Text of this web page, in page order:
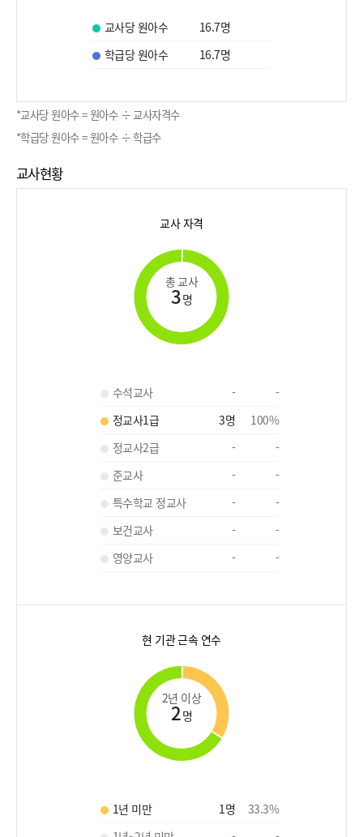
교사당 원아수 16.7명
학급당 원아수
16.7명
*교사당 원아수 = 원아수 ÷ 교사자격수
*학급당 원아수 = 원아수 ÷ 학급수
교사현황
교사 자격
총 교사
3명
수석교사 -
-
정교사1급
3명 100%
정교사2급
-
-
준교사
-
-
특수학교 정교사
-
-
보건교사
-
-
영양교사
- -
현 기관 근속 연수
2년 이상
2명
1년 미만 1명 33.3%